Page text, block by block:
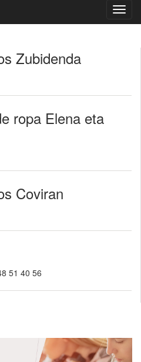
ireki
Zubidenda
ropa Elena eta
Coviran
51 40 56